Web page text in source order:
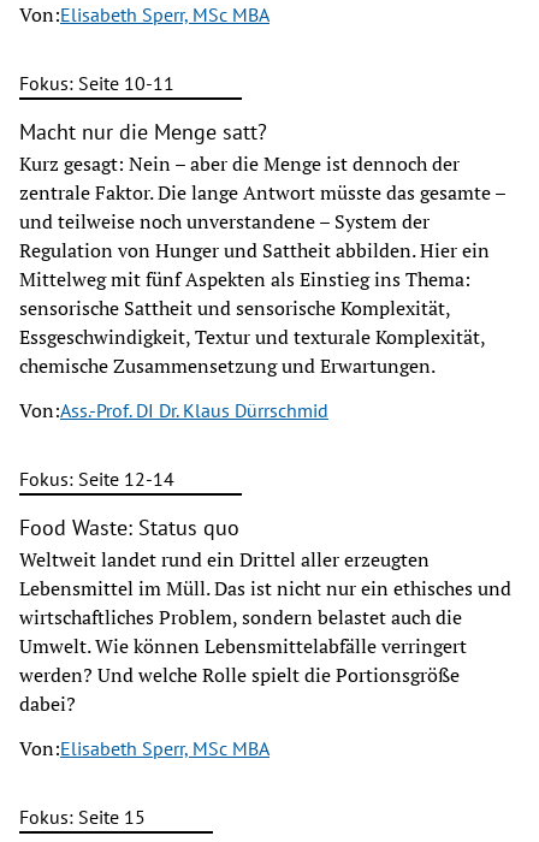
Von:Elisabeth Sperr, MSc MBA
Fokus: Seite 10-11
Macht nur die Menge satt?
Kurz gesagt: Nein – aber die Menge ist dennoch der
zentrale Faktor. Die lange Antwort müsste das gesamte –
und teilweise noch unverstandene – System der
Regulation von Hunger und Sattheit abbilden. Hier ein
Mittelweg mit fünf Aspekten als Einstieg ins Thema:
sensorische Sattheit und sensorische Komplexität,
Essgeschwindigkeit, Textur und texturale Komplexität,
chemische Zusammensetzung und Erwartungen.
Von:Ass.-Prof. DI Dr. Klaus Dürrschmid
Fokus: Seite 12-14
Food Waste: Status quo
Weltweit landet rund ein Drittel aller erzeugten
Lebensmittel im Müll. Das ist nicht nur ein ethisches und
wirtschaftliches Problem, sondern belastet auch die
Umwelt. Wie können Lebensmittelabfälle verringert
werden? Und welche Rolle spielt die Portionsgröße
dabei?
Von:Elisabeth Sperr, MSc MBA
Fokus: Seite 15